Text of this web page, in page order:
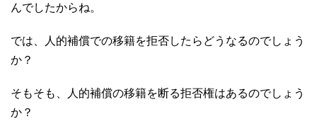
んでしたからね。
では、人的補償での移籍を拒否したらどうなるのでしょう
か？
そもそも、人的補償の移籍を断る拒否権はあるのでしょう
か？